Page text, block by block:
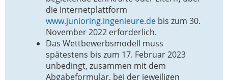
die Internetplattform
www.junioring.ingenieure.de bis zum 30.
November 2022 erforderlich.
Das Wettbewerbsmodell muss
spätestens bis zum 17. Februar 2023
unbedingt, zusammen mit dem
Abgabeformular, bei der jeweiligen